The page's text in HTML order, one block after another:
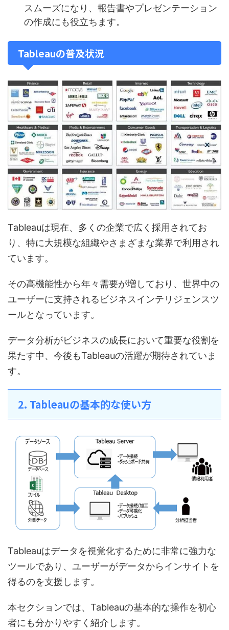
スムーズになり、報告書やプレゼンテーション
の作成にも役立ちます。
Tableauの普及状況
Tableauは現在、多くの企業で広く採用されてお
り、特に大規模な組織やさまざまな業界で利用され
ています。
その高機能性から年々需要が増しており、世界中の
ユーザーに支持されるビジネスインテリジェンスツ
ールとなっています。
データ分析がビジネスの成長において重要な役割を
果たす中、今後もTableauの活躍が期待されていま
す。
2. Tableauの基本的な使い方
Tableauはデータを視覚化するために非常に強力な
ツールであり、ユーザーがデータからインサイトを
得るのを支援します。
本セクションでは、Tableauの基本的な操作を初心
者にも分かりやすく紹介します。